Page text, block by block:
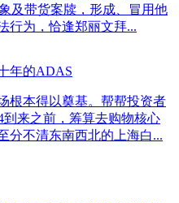
及带货案牍，形成、冒用他
行为，恰逢郑丽文拜...
年的ADAS
根本得以奠基。帮帮投资者
到来之前，筹算去购物核心
分不清东南西北的上海白...